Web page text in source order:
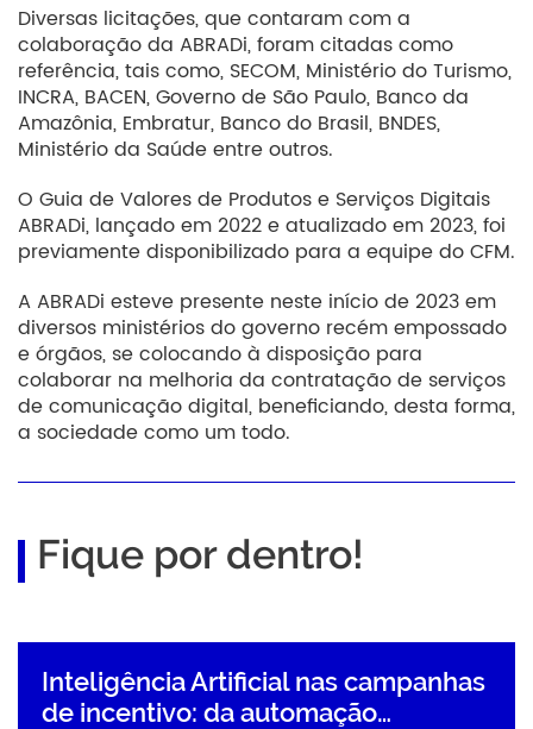
Diversas licitações, que contaram com a
colaboração da ABRADi, foram citadas como
referência, tais como, SECOM, Ministério do Turismo,
INCRA, BACEN, Governo de São Paulo, Banco da
Amazônia, Embratur, Banco do Brasil, BNDES,
Ministério da Saúde entre outros.
O Guia de Valores de Produtos e Serviços Digitais
ABRADi, lançado em 2022 e atualizado em 2023, foi
previamente disponibilizado para a equipe do CFM.
A ABRADi esteve presente neste início de 2023 em
diversos ministérios do governo recém empossado
e órgãos, se colocando à disposição para
colaborar na melhoria da contratação de serviços
de comunicação digital, beneficiando, desta forma,
a sociedade como um todo.
Fique por dentro!
Inteligência Artificial nas campanhas
de incentivo: da automação…